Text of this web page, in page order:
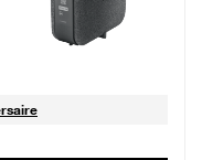
par mois, Sans engagement